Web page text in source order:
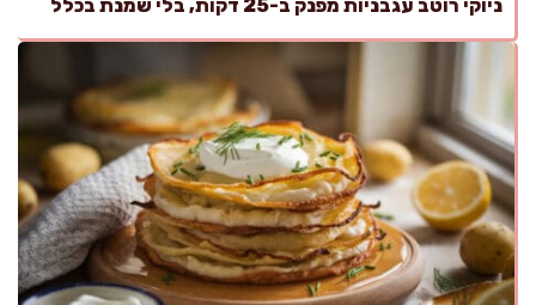
ניוקי רוטב עגבניות מפנק ב-25 דקות, בלי שמנת בכלל